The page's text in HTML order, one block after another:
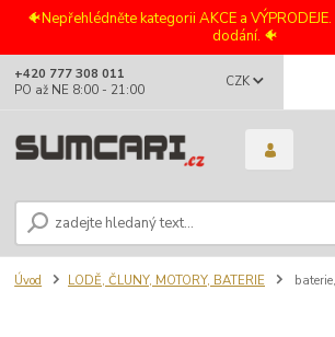
🐠Nepřehlédněte kategorii AKCE a
dodání. 🐠
CZK
+420 777 308 011
PO až NE 8:00 - 21:00
Úvod LODĚ, ČLUNY, MOTORY, BATERIE